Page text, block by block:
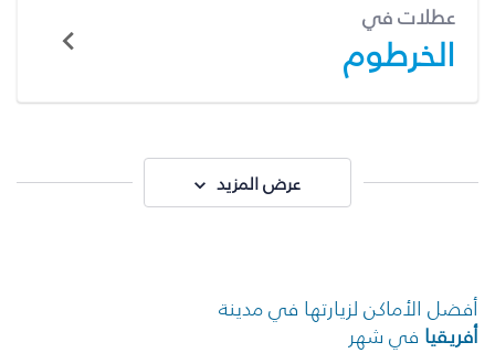
عطلات في
الخرطوم
عرض المزيد
أفضل الأماكن لزيارتها في مدينة
أفريقيا في شهر